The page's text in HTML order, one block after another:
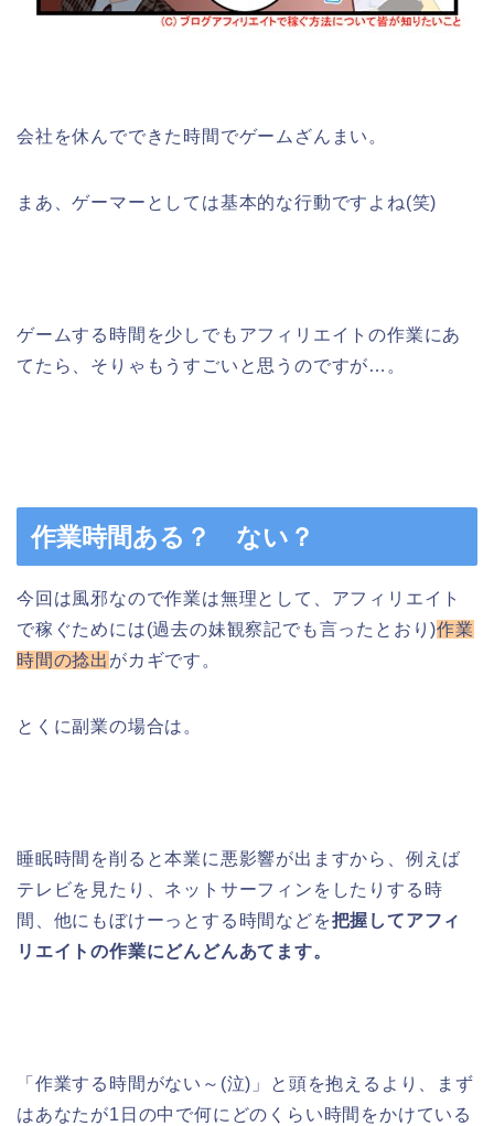
会社を休んでできた時間でゲームざんまい。
まあ、ゲーマーとしては基本的な行動ですよね(笑)
ゲームする時間を少しでもアフィリエイトの作業にあ
てたら、そりゃもうすごいと思うのですが…。
作業時間ある？ ない？
今回は風邪なので作業は無理として、アフィリエイト
で稼ぐためには(過去の妹観察記でも言ったとおり)作業
時間の捻出 がカギです。
とくに副業の場合は。
睡眠時間を削ると本業に悪影響が出ますから、例えば
テレビを見たり、ネットサーフィンをしたりする時
間、他にもぼけーっとする時間などを把握してアフィ
リエイトの作業にどんどんあてます。
「作業する時間がない～(泣)」と頭を抱えるより、まず
はあなたが1日の中で何にどのくらい時間をかけている